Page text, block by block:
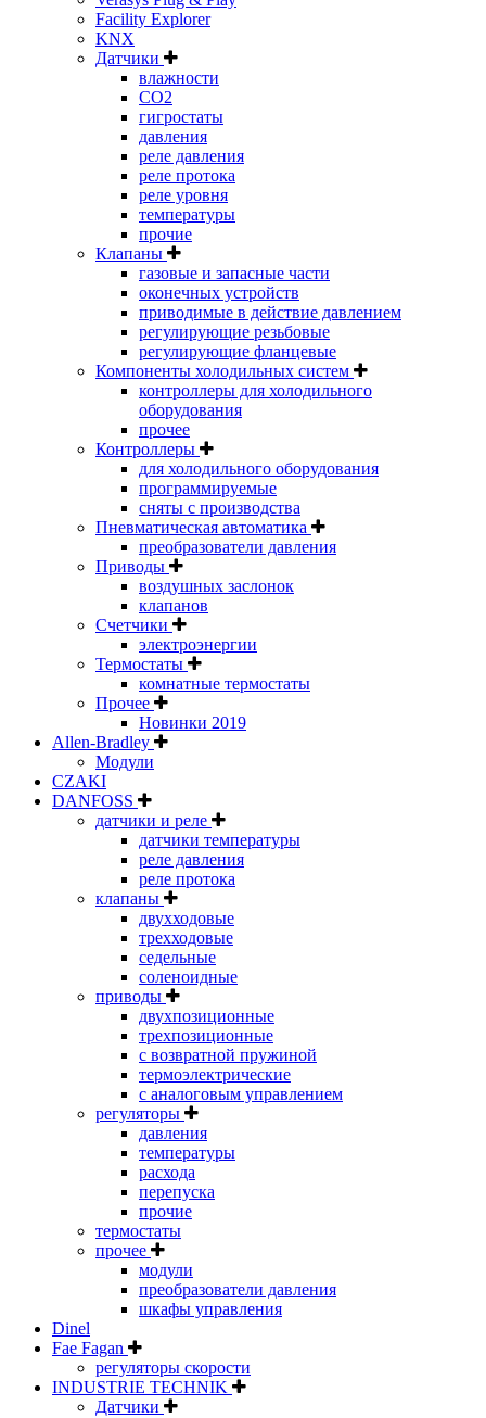
Facility Explorer
KNX
Датчики
влажности
CO2
гигростаты
давления
реле давления
реле протока
реле уровня
температуры
прочие
Клапаны
газовые и запасные части
оконечных устройств
приводимые в действие давлением
регулирующие резьбовые
регулирующие фланцевые
Компоненты холодильных систем
контроллеры для холодильного
оборудования
прочее
Контроллеры
для холодильного оборудования
программируемые
сняты с производства
Пневматическая автоматика
преобразователи давления
Приводы
воздушных заслонок
клапанов
Счетчики
электроэнергии
Термостаты
комнатные термостаты
Прочее
Новинки 2019
Allen-Bradley
Модули
CZAKI
DANFOSS
датчики и реле
датчики температуры
реле давления
реле протока
клапаны
двухходовые
трехходовые
седельные
соленоидные
приводы
двухпозиционные
трехпозиционные
с возвратной пружиной
термоэлектрические
с аналоговым управлением
регуляторы
давления
температуры
расхода
перепуска
прочие
термостаты
прочее
модули
преобразователи давления
шкафы управления
Dinel
Fae Fagan
регуляторы скорости
INDUSTRIE TECHNIK
Датчики